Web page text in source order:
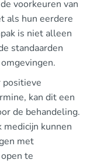
voorkeuren van
als hun eerdere
is niet alleen
standaarden
positieve
kan dit een
de behandeling.
kunnen
met
te